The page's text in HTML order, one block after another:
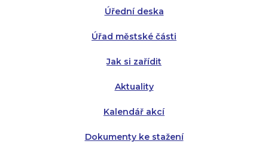
Úřední deska
Úřad městské části
Jak si zařídit
Aktuality
Kalendář akcí
Dokumenty ke stažení
Čtvrtek:
Pátek:
Čtvrtek: